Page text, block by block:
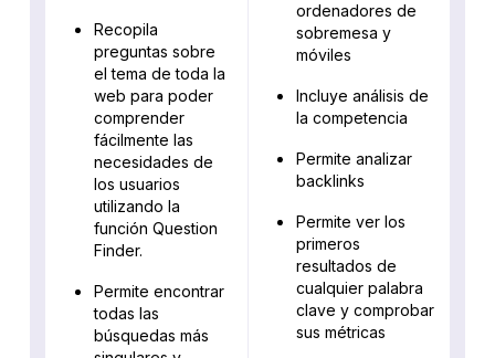
Recopila
preguntas sobre
el tema de toda la
web para poder
comprender
fácilmente las
necesidades de
los usuarios
utilizando la
función Question
Finder.
Permite encontrar
todas las
búsquedas más
ordenadores de
sobremesa y
móviles
Incluye análisis de
la competencia
Permite analizar
backlinks
Permite ver los
primeros
resultados de
cualquier palabra
clave y comprobar
sus métricas